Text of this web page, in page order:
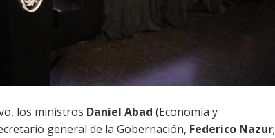
los ministros Daniel Abad (Economía y
general de la Gobernación, Federico Nazur;